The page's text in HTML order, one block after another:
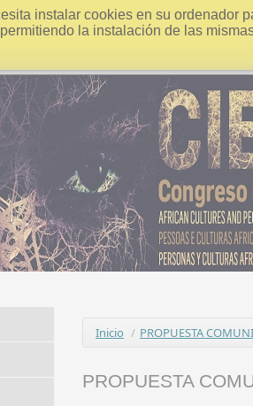
instalar cookies en su ordenador
la instalación de las
Inicio / PROPUESTA
PROPUESTA